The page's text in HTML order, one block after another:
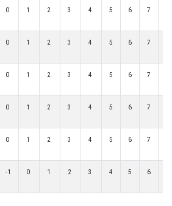
0 1 2 3 4 5 6 7
0 1 2 3 4 5 6 7
0 1 2 3 4 5 6 7
0 1 2 3 4 5 6 7
0 1 2 3 4 5 6 7
-1 0 1 2 3 4 5 6